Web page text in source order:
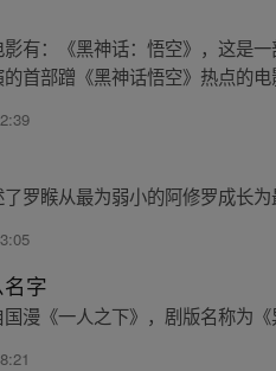
有：《黑神话：悟空》，这是
首部蹭《黑神话悟空》热点的电
罗睺从最为弱小的阿修罗成长为
字
国漫《一人之下》，剧版名称为